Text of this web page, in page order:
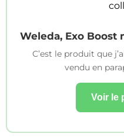
Weleda, Exo Boost
C’est le produit que
vendu en
Voir le